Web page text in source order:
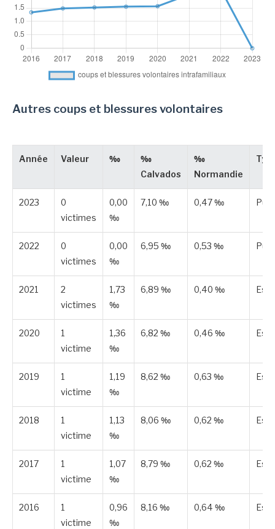
Autres coups et blessures volontaires
Année Valeur ‰
‰
Calvados
‰
Normandie
2023
0
victimes
0,00
‰
7,10 ‰ 0,47 ‰
2022
0
victimes
0,00
‰
6,95 ‰ 0,53 ‰
2021
2
victimes
1,73
‰
6,89 ‰ 0,40 ‰
2020
1
victime
1,36
‰
6,82 ‰ 0,46 ‰
2019
1
victime
1,19
‰
8,62 ‰ 0,63 ‰
2018
1
victime
1,13
‰
8,06 ‰ 0,62 ‰
2017
1
victime
1,07
‰
8,79 ‰ 0,62 ‰
2016
1
victime
0,96
‰
8,16 ‰ 0,64 ‰